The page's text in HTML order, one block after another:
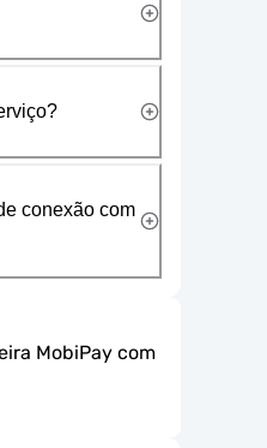
conexão com
MobiPay com